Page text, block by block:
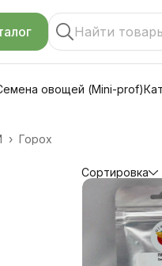
овощей (Mini-prof)
Горох
›
Сортировка